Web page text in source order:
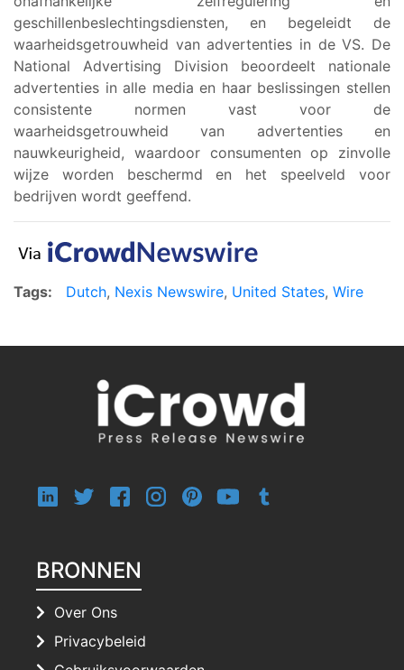
geschillenbeslechtingsdiensten, en begeleidt de
waarheidsgetrouwheid van advertenties in de VS. De
National Advertising Division beoordeelt nationale
advertenties in alle media en haar beslissingen stellen
consistente normen vast voor de
waarheidsgetrouwheid van advertenties en
nauwkeurigheid, waardoor consumenten op zinvolle
wijze worden beschermd en het speelveld voor
bedrijven wordt geeffend.
Tags: Dutch, Nexis Newswire, United States, Wire
BRONNEN
Over Ons
Privacybeleid